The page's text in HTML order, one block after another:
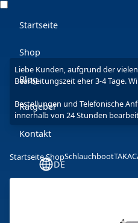
Startseite
Shop
Blog
Ratgeber
Kontakt
DE
Liebe Kunden, aufgrund der
Bearbeitungszeit eher 3-4 Tage.
Bestellungen und Telefonische
innerhalb von 24 Stunden
Startseite ShopSchlauchboot